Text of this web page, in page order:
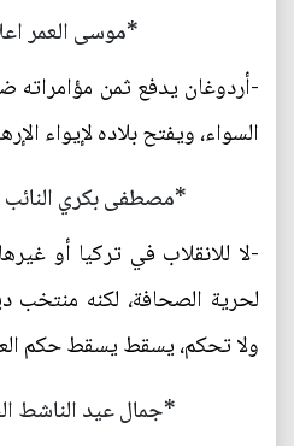
*موسى العمر
-أردوغان يدفع ثمن
السواء، ويفتح بلاده لإيواء
*مصطفى بكري النائب
-لا للانقلاب في تركيا أو
لحرية الصحافة، لكنه منتخب
ولا تحكم، يسقط يسقط حكم
*جمال عيد الناشط